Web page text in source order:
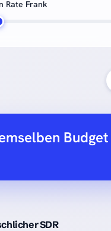
Rate Frank
SDR